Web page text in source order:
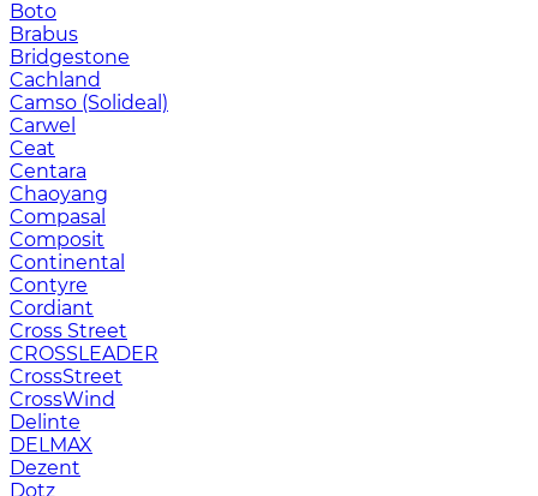
Boto
Brabus
Bridgestone
Cachland
Camso (Solideal)
Carwel
Ceat
Centara
Chaoyang
Compasal
Composit
Continental
Contyre
Cordiant
Cross Street
CROSSLEADER
CrossStreet
CrossWind
Delinte
DELMAX
Dezent
Dotz